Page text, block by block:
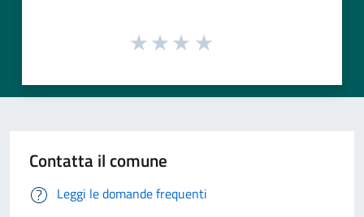
Contatta il comune
Leggi le domande frequenti